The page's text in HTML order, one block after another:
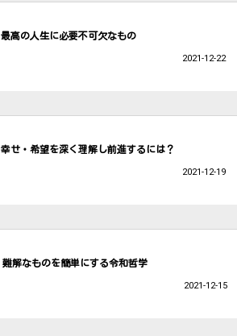
最高の人生に必要不可欠なもの
2021-12-22
幸せ・希望を深く理解し前進するには？
2021-12-19
難解なものを簡単にする令和哲学
2021-12-15